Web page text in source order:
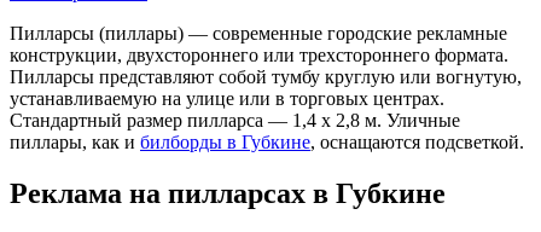
Пилларсы (пиллары) — современные городские рекламные
конструкции, двухстороннего или трехстороннего формата.
Пилларсы представляют собой тумбу круглую или вогнутую,
устанавливаемую на улице или в торговых центрах.
Стандартный размер пилларса — 1,4 х 2,8 м. Уличные
пиллары, как и билборды в Губкине, оснащаются подсветкой.
Реклама на пилларсах в Губкине